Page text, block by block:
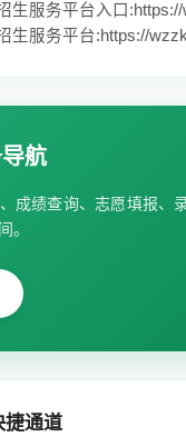
生服务平台入口
生服务平台:https://
航
成绩查询、志愿填报、
。
捷通道